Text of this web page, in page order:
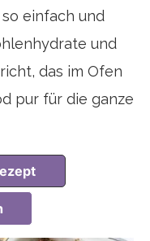
einfach und
und
das im Ofen
pur für die ganze